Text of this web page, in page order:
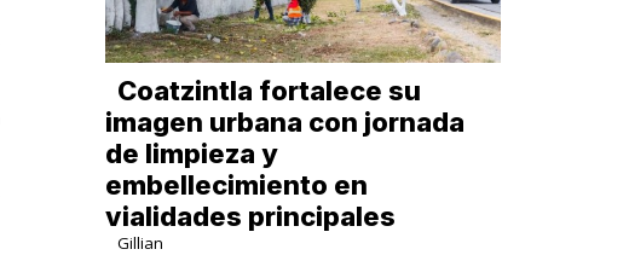
Coatzintla fortalece su
imagen urbana con jornada
de limpieza y
embellecimiento en
vialidades principales
Gillian